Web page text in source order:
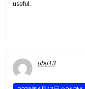
useful.
ubu13